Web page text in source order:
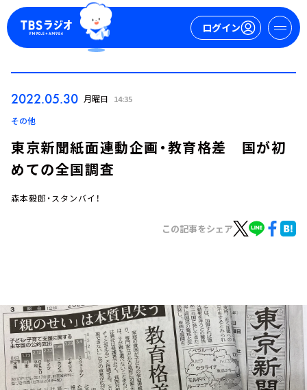
ログイン
お知らせ
イベント・グッズ
YouTube
会社情報
2022.05.30 月曜日 14:35
その他
東京新聞紙面連動企画・教育格差 国が初
めての全国調査
森本毅郎・スタンバイ！
この記事をシェア